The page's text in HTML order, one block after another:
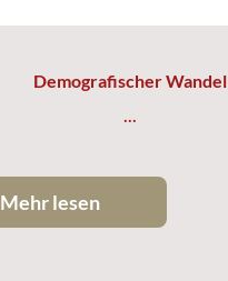
Demografischer Wandel
...
Mehr lesen